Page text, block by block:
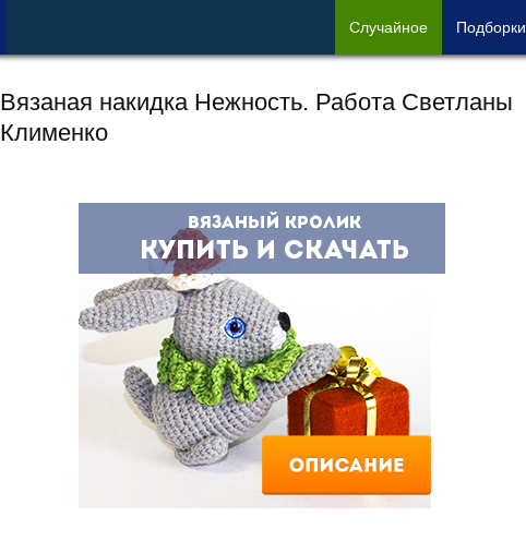
Вязаная накидка Нежность. Работа Светланы
Клименко
Случайное Подборки